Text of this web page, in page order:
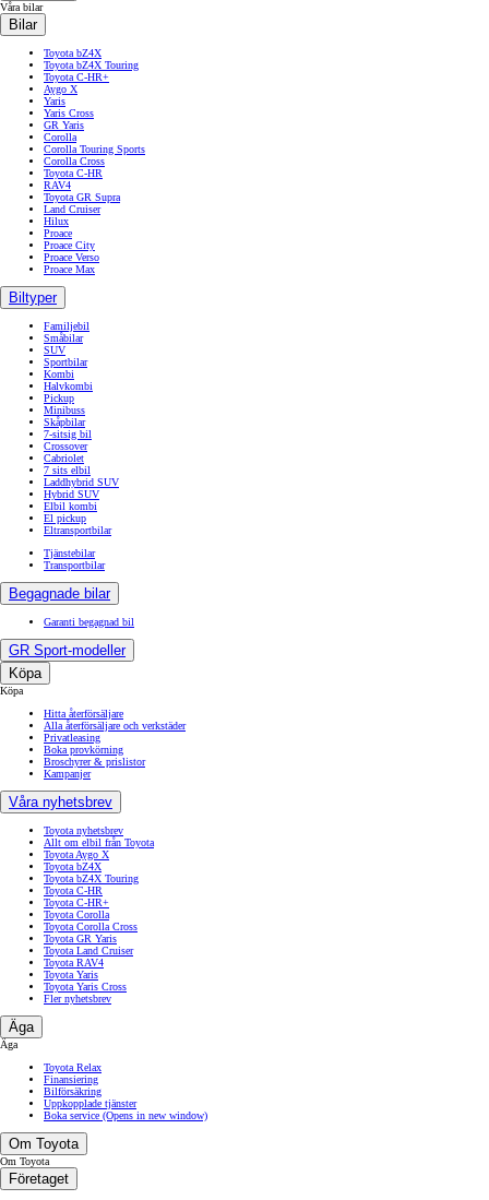
Våra bilar
Bilar
Toyota bZ4X
Toyota bZ4X Touring
Toyota C-HR+
Aygo X
Yaris
Yaris Cross
GR Yaris
Corolla
Corolla Touring Sports
Corolla Cross
Toyota C-HR
RAV4
Toyota GR Supra
Land Cruiser
Hilux
Proace
Proace City
Proace Verso
Proace Max
Biltyper
Familjebil
Småbilar
SUV
Sportbilar
Kombi
Halvkombi
Pickup
Minibuss
Skåpbilar
7-sitsig bil
Crossover
Cabriolet
7 sits elbil
Laddhybrid SUV
Hybrid SUV
Elbil kombi
El pickup
Eltransportbilar
Tjänstebilar
Transportbilar
Begagnade bilar
Garanti begagnad bil
GR Sport-modeller
Köpa
Köpa
Hitta återförsäljare
Alla återförsäljare och verkstäder
Privatleasing
Boka provkörning
Broschyrer & prislistor
Kampanjer
Våra nyhetsbrev
Toyota nyhetsbrev
Allt om elbil från Toyota
Toyota Aygo X
Toyota bZ4X
Toyota bZ4X Touring
Toyota C-HR
Toyota C-HR+
Toyota Corolla
Toyota Corolla Cross
Toyota GR Yaris
Toyota Land Cruiser
Toyota RAV4
Toyota Yaris
Toyota Yaris Cross
Fler nyhetsbrev
Äga
Äga
Toyota Relax
Finansiering
Bilförsäkring
Uppkopplade tjänster
Boka service (Opens in new window)
Om Toyota
Om Toyota
Företaget